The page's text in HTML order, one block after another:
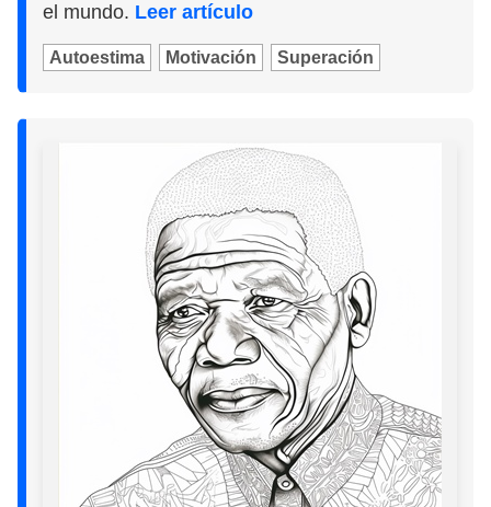
el mundo. Leer artículo
Autoestima Motivación Superación